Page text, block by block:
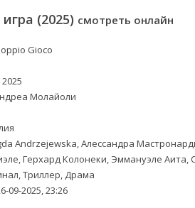
(2025) смотреть онлайн
Gioco
2025
Молайоли
Andrzejewska, Алессандра
Герхард Колонеки, Эммануэле Аита,
Триллер, Драма
09-2025, 23:26